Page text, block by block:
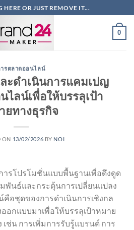
OR JUST REMOVE IT...
0
รตลาดออนไลน์
ะดำเนินการแคมเปญ
ไลน์เพื่อให้บรรลุเป้า
ยทางธุรกิจ
ON 13/02/2026 BY NOI
ารโปรโมชั่นแบบพื้นฐานเพื่อดึงดูด
พันธ์และกระตุ้นการเปลี่ยนแปลง
อชุดของการดำเนินการเชิงกล
อกแบบมาเพื่อให้บรรลุเป้าหมาย
เช่น การเพิ่มการรับรู้แบรนด์ การ